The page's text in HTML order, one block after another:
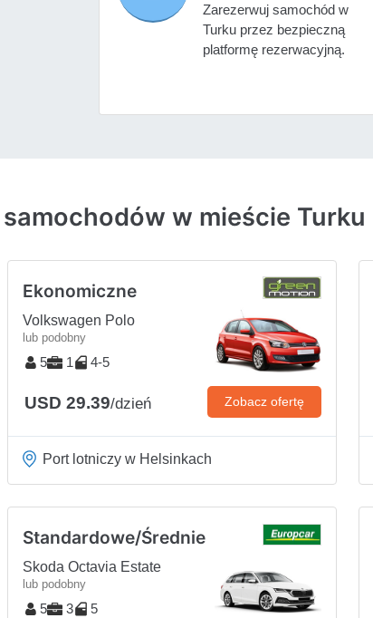
Zarezerwuj samochód w
Turku przez bezpieczną
platformę rezerwacyjną.
w mieście Turku
Ekonomiczne
Volkswagen Polo
lub podobny
5 1 4-5
USD 29.39/dzień Zobacz ofertę
Port lotniczy w Helsinkach
Standardowe/Średnie
Skoda Octavia Estate
lub podobny
5 3 5